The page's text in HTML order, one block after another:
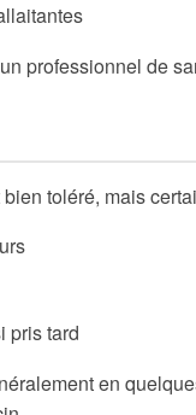
professionnel de
toléré, mais
pris tard
en